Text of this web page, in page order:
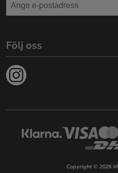
Följ oss
Copyright © 2026